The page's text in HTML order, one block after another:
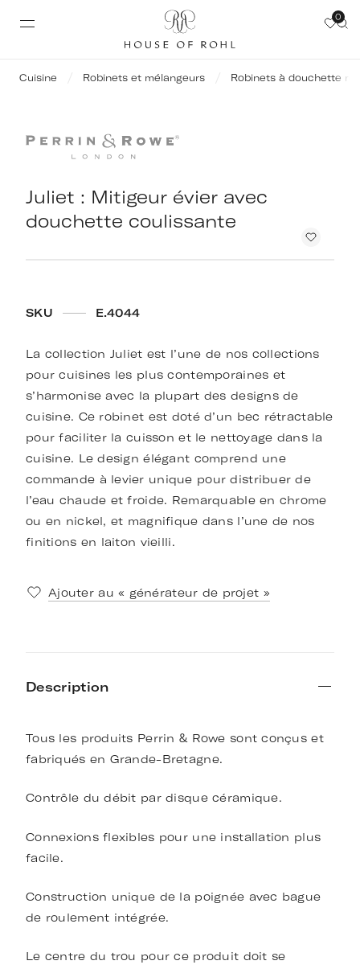
0
Cuisine Robinets et mélangeurs Robinets à douchette
Juliet : Mitigeur évier avec
douchette coulissante
SKU E.4044
La collection Juliet est l’une de nos collections
pour cuisines les plus contemporaines et
s’harmonise avec la plupart des designs de
cuisine. Ce robinet est doté d’un bec rétractable
pour faciliter la cuisson et le nettoyage dans la
cuisine. Le design élégant comprend une
commande à levier unique pour distribuer de
l’eau chaude et froide. Remarquable en chrome
ou en nickel, et magnifique dans l’une de nos
finitions en laiton vieilli.
Ajouter au « générateur de projet »
Description
Tous les produits Perrin & Rowe sont conçus et
fabriqués en Grande-Bretagne.
Contrôle du débit par disque céramique.
Connexions flexibles pour une installation plus
facile.
Construction unique de la poignée avec bague
de roulement intégrée.
Le centre du trou pour ce produit doit se